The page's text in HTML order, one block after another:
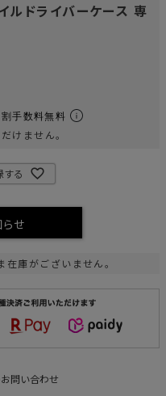
ドライバーケース 専
手数料無料
けません。
する
せ
庫がございません。
問い合わせ